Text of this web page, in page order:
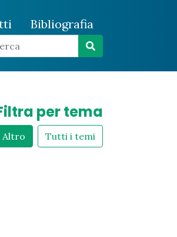
Bibliografia
per tema
Altro Tutti i temi